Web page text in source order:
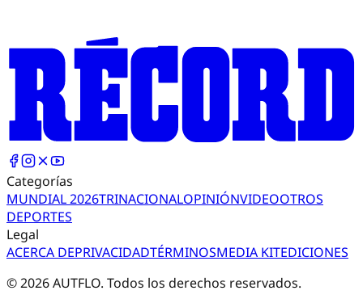
Categorías
MUNDIAL 2026TRINACIONALOPINIÓNVIDEOOTROS
DEPORTES
Legal
ACERCA DEPRIVACIDADTÉRMINOSMEDIA KITEDICIONES
©2026AUTFLO. Todos los derechos reservados.